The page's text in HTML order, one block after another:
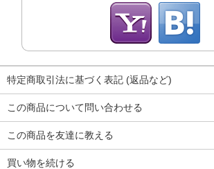
特定商取引法に基づく表記 (返品など)
この商品について問い合わせる
この商品を友達に教える
買い物を続ける